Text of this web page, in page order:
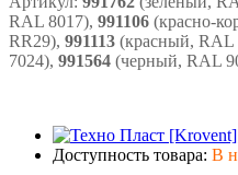
RAL 8017), 991106 (красно-
RR29), 991113 (красный, RAL
7024), 991564 (черный, RAL
Доступность товара: В